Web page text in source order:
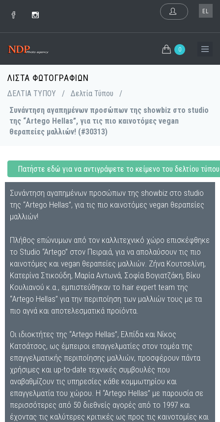
EL
0
ΛΊΣΤΑ ΦΩΤΟΓΡΑΦΙΏΝ
ΔΕΛΤΙΑ ΤΥΠΟΥ / Δελτία Τύπου
/
Συνάντηση αγαπημένων προσώπων της showbiz στο studio
της “Artego Hellas”, για τις πιο καινοτόμες vegan
θεραπείες μαλλιών! (#30313)
Πατήστε εδώ για να αντιγράψετε το κείμενο του δελτίου τύπου
Συνάντηση αγαπημένων προσώπων της showbiz στο studio
της “Artego Hellas”, για τις πιο καινοτόμες vegan θεραπείες
μαλλιών!
Πλήθος επώνυμων από τον καλλιτεχνικό χώρο επισκέφθηκε
το Studio “Artego” στον Πειραιά, για να απολαύσουν τις πιο
καινοτόμες και vegan θεραπείες μαλλιών. Ζήνα Κουτσελίνη,
Κατερίνα Στικούδη, Μαρία Αντωνά, Σοφία Βογιατζάκη, Βίκυ
Κουλιανού κ.α., εμπιστεύθηκαν το hair expert team της
“Artego Hellas” για την περιποίηση των μαλλιών τους με τα
πιο αγνά και αποτελεσματικά προϊόντα.
Οι ιδιοκτήτες της “Artego Hellas”, Ελπίδα και Νίκος
Κατσάτσος, ως έμπειροι επαγγελματίες στον τομέα της
επαγγελματικής περιποίησης μαλλιών, προσφέρουν πάντα
χρήσιμες και up-to-date τεχνικές συμβουλές που
αναβαθμίζουν τις υπηρεσίες κάθε κομμωτηρίου και
επαγγελματία του χώρου. H “Artego Hellas” με παρουσία σε
περισσότερες από 50 διεθνείς αγορές από το 1997 και
έχοντας τις καλύτερες κριτικές ως προς τις καινοτομίες και